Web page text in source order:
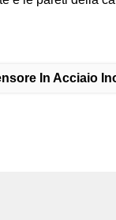
In Acciaio